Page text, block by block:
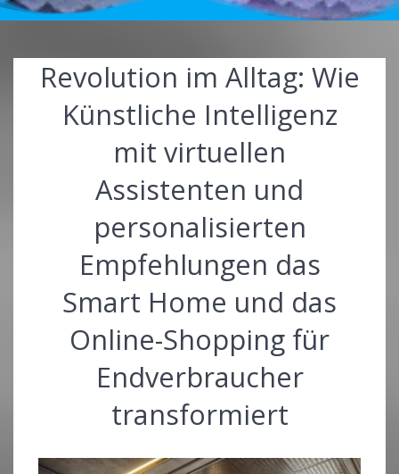
Revolution im Alltag: Wie
Künstliche Intelligenz
mit virtuellen
Assistenten und
personalisierten
Empfehlungen das
Smart Home und das
Online-Shopping für
Endverbraucher
transformiert